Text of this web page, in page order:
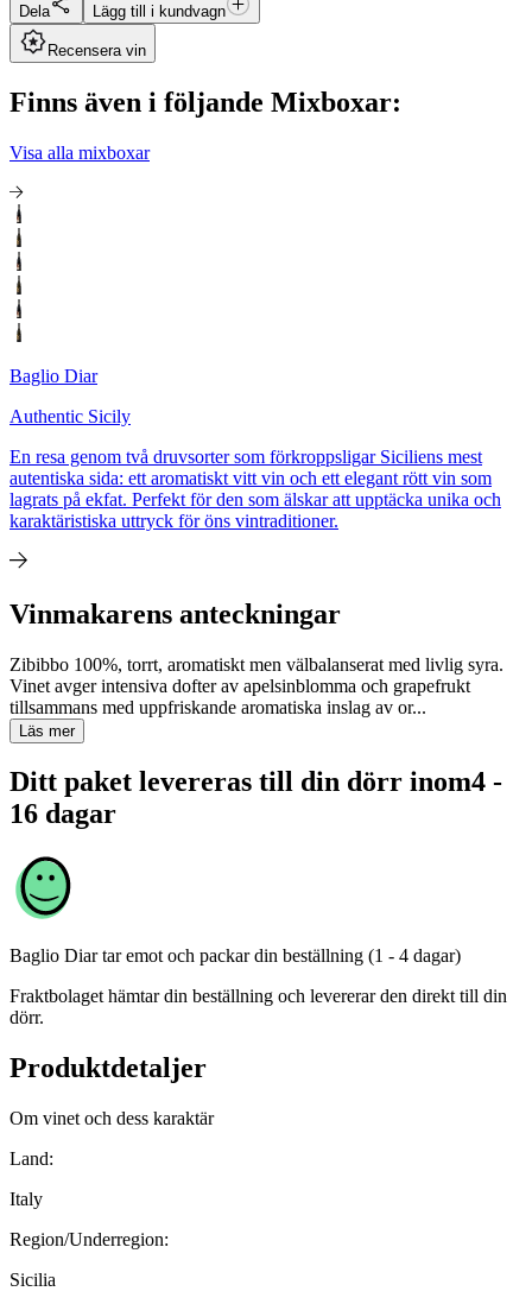
Dela Lägg till i kundvagn
Recensera vin
Finns även i följande Mixboxar:
Visa alla mixboxar
Baglio Diar
Authentic Sicily
En resa genom två druvsorter som förkroppsligar Siciliens mest
autentiska sida: ett aromatiskt vitt vin och ett elegant rött vin som
lagrats på ekfat. Perfekt för den som älskar att upptäcka unika och
karaktäristiska uttryck för öns vintraditioner.
Vinmakarens anteckningar
Zibibbo 100%, torrt, aromatiskt men välbalanserat med livlig syra.
Vinet avger intensiva dofter av apelsinblomma och grapefrukt
tillsammans med uppfriskande aromatiska inslag av or...
Läs mer
Ditt paket levereras till din dörr inom4 -
16 dagar
Baglio Diar tar emot och packar din beställning (1 - 4 dagar)
Fraktbolaget hämtar din beställning och levererar den direkt till din
dörr.
Produktdetaljer
Om vinet och dess karaktär
Land:
Italy
Region/Underregion:
Sicilia